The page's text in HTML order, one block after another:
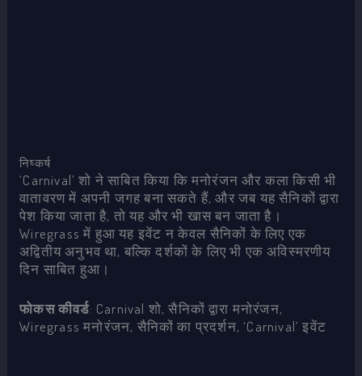
निष्कर्ष
‘Carnival’ शो ने साबित किया कि मनोरंजन और कला किसी भी
वातावरण में अपनी जगह बना सकते हैं, और जब यह सैनिकों द्वारा
पेश किया जाता है, तो यह और भी खास बन जाता है।
Wiregrass में हुआ यह इवेंट न केवल सैनिकों के लिए एक
अद्वितीय अनुभव था, बल्कि दर्शकों के लिए भी एक अविस्मरणीय
दिन साबित हुआ।
फोकस कीवर्ड: Carnival शो, सैनिकों द्वारा मनोरंजन,
Wiregrass मनोरंजन, सैनिकों का प्रदर्शन, ‘Carnival’ इवेंट